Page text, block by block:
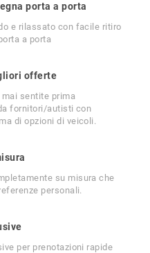
porta a porta
e rilassato con facile ritiro
a porta
offerte
sentite prima
fornitori/autisti con
di opzioni di veicoli.
su misura che
personali.
per prenotazioni rapide